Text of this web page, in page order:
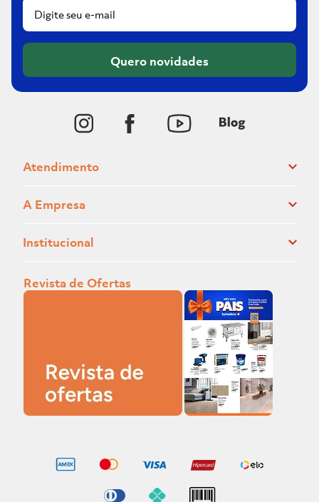
Quero novidades
Atendimento
A Empresa
Institucional
Revista de Ofertas